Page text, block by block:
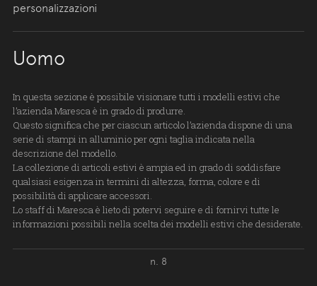
personalizzazioni
Uomo
In questa sezione è possibile visionare tutti i modelli estivi che
l’azienda Maresca è in grado di produrre.
Questo significa che per ciascun articolo l’azienda dispone di una
serie di stampi in alluminio per ogni taglia indicata nella
descrizione del modello.
La collezione di articoli estivi è ampia ed in grado di soddisfare
qualsiasi esigenza in termini di altezza, forma, colore e di
possibilità di applicare accessori.
Lo staff di Maresca è lieto di potervi seguire e di fornirvi tutte le
informazioni possibili nella scelta dei modelli estivi che desiderate.
n. 8